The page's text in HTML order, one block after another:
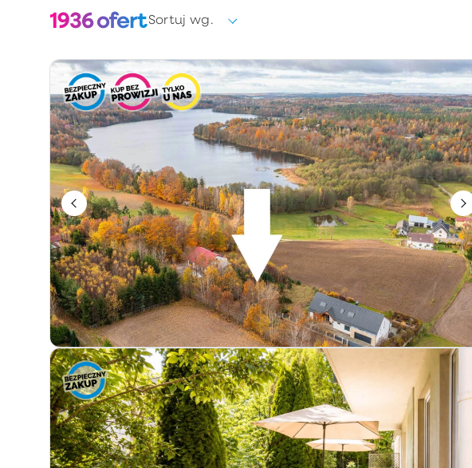
Wybierz
Forma własności
Wybierz
Cena za m²
Rok budowy
Piętro
Wybierz
Słowa kluczowe / numer oferty
Informacje dodatkowe
Tylko u nas Obniżka ceny Premium
1936ofertSortuj wg.